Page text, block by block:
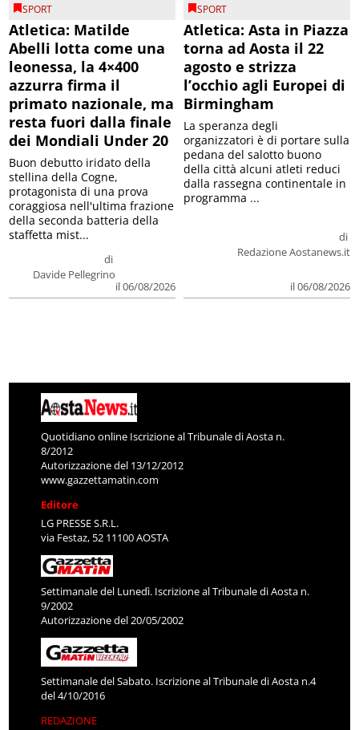
SPORT
Atletica: Matilde
Abelli lotta come una
leonessa, la 4×400
azzurra firma il
primato nazionale, ma
resta fuori dalla finale
dei Mondiali Under 20
di
Davide Pellegrino
il 06/08/2026
Buon debutto iridato della
stellina della Cogne,
protagonista di una prova
coraggiosa nell'ultima frazione
della seconda batteria della
staffetta mist...
SPORT
Atletica: Asta in Piazza
torna ad Aosta il 22
agosto e strizza
l’occhio agli Europei di
Birmingham
di
Redazione Aostanews.it
il 06/08/2026
La speranza degli
organizzatori è di portare sulla
pedana del salotto buono
della città alcuni atleti reduci
dalla rassegna continentale in
programma ...
Quotidiano online Iscrizione al Tribunale di Aosta n.
8/2012
Autorizzazione del 13/12/2012
www.gazzettamatin.com
Editore
LG PRESSE S.R.L.
via Festaz, 52 11100 AOSTA
Settimanale del Lunedì. Iscrizione al Tribunale di Aosta n.
9/2002
Autorizzazione del 20/05/2002
Settimanale del Sabato. Iscrizione al Tribunale di Aosta n.4
del 4/10/2016
REDAZIONE